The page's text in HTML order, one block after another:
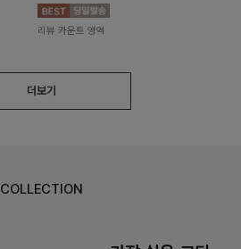
리뷰 카운트 영역
더보기
COLLECTION